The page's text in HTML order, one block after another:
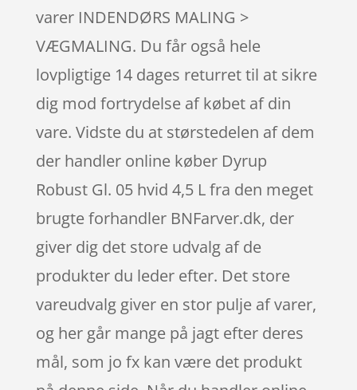
varer INDENDØRS MALING >
VÆGMALING. Du får også hele
lovpligtige 14 dages returret til at sikre
dig mod fortrydelse af købet af din
vare. Vidste du at størstedelen af dem
der handler online køber Dyrup
Robust Gl. 05 hvid 4,5 L fra den meget
brugte forhandler BNFarver.dk, der
giver dig det store udvalg af de
produkter du leder efter. Det store
vareudvalg giver en stor pulje af varer,
og her går mange på jagt efter deres
mål, som jo fx kan være det produkt